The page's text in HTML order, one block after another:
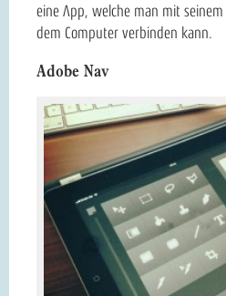
eine App, welche man mit seinem
dem Computer verbinden kann.
Adobe Nav